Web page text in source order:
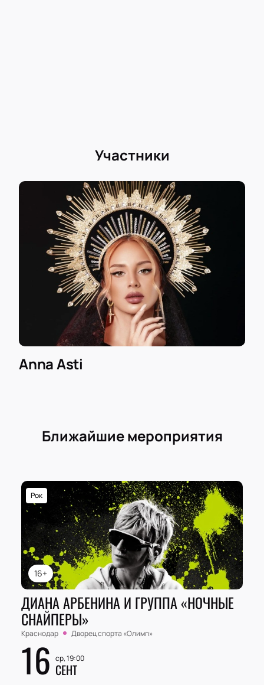
Участники
Anna Asti
Ближайшие мероприятия
16+
Рок
ДИАНА АРБЕНИНА И ГРУППА «НОЧНЫЕ
СНАЙПЕРЫ»
Краснодар Дворец спорта «‎Олимп»
16 ср, 19:00
СЕНТ